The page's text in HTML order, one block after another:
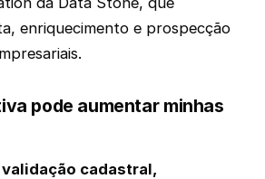
enriquecimento e prospecção
pode aumentar minhas
cadastral,